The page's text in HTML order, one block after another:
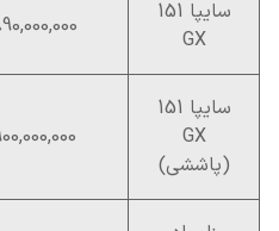
سایپا 151
GX
سایپا 151
GX
(پاششی)